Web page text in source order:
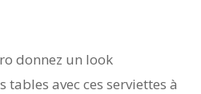
donnez un look
tables avec ces serviettes à